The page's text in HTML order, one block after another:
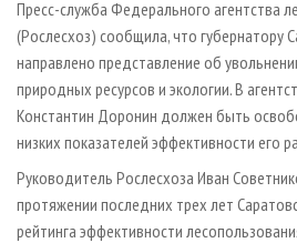
ПРОИЗВОДСТВО ДРЕВЕСНЫХ
ДЕРЕВЯННОЕ ДОМОСТРОЕНИЕ
ПРОИЗВОДСТВО МЕБЕЛИ
БИОЭНЕРГЕТИКА
ИНСТРУМЕНТ И МАТЕРИАЛЫ
МОБИЛЬНЫЕ ВЫСТАВКИ
ОФИЦИАЛЬНЫЕ ДЕЛЕГАЦИИ
ПРИОРИТЕТНЫЕ ИНВЕСТПРОЕКТЫ
RUSSIAN FORESTRY REVIEW
БИБЛИОТЕКА СПЕЦИАЛИСТА
РЕКЛАМА НА САЙТЕ
Пресс-служба Федерального агентства
(Рослесхоз) сообщила, что губернатору
направлено представление об
природных ресурсов и экологии. В
Константин Доронин должен быть
низких показателей эффективности его
Руководитель Рослесхоза Иван
протяжении последних трех лет
рейтинга эффективности